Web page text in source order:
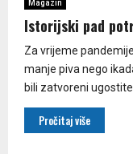
Magazin
Istorijski pad
Za vrijeme
manje piva nego
bili zatvoreni
Pročitaj više